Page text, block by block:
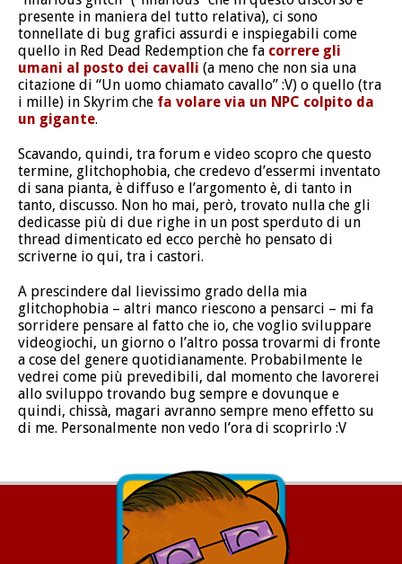
presente in maniera del tutto relativa), ci sono
tonnellate di bug grafici assurdi e inspiegabili come
quello in Red Dead Redemption che fa correre gli
umani al posto dei cavalli (a meno che non sia una
citazione di “Un uomo chiamato cavallo” :V) o quello (tra
i mille) in Skyrim che fa volare via un NPC colpito da
un gigante.
Scavando, quindi, tra forum e video scopro che questo
termine, glitchophobia, che credevo d’essermi inventato
di sana pianta, è diffuso e l’argomento è, di tanto in
tanto, discusso. Non ho mai, però, trovato nulla che gli
dedicasse più di due righe in un post sperduto di un
thread dimenticato ed ecco perchè ho pensato di
scriverne io qui, tra i castori.
A prescindere dal lievissimo grado della mia
glitchophobia – altri manco riescono a pensarci – mi fa
sorridere pensare al fatto che io, che voglio sviluppare
videogiochi, un giorno o l’altro possa trovarmi di fronte
a cose del genere quotidianamente. Probabilmente le
vedrei come più prevedibili, dal momento che lavorerei
allo sviluppo trovando bug sempre e dovunque e
quindi, chissà, magari avranno sempre meno effetto su
di me. Personalmente non vedo l’ora di scoprirlo :V